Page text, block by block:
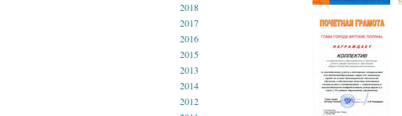
2018
2017
2016
2015
2013
2014
2012